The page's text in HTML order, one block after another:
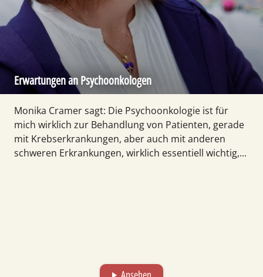
Erwartungen an Psychoonkologen
Monika Cramer sagt: Die Psychoonkologie ist für
mich wirklich zur Behandlung von Patienten, gerade
mit Krebserkrankungen, aber auch mit anderen
schweren Erkrankungen, wirklich essentiell wichtig,...